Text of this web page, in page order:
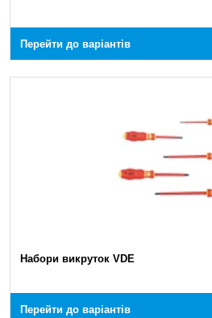
Перейти до варіантів
Набори викруток VDE
Перейти до варіантів